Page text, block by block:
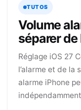
TUTOS
Volume
séparer
Réglage iOS 27
l’alarme et de la
alarme iPhone